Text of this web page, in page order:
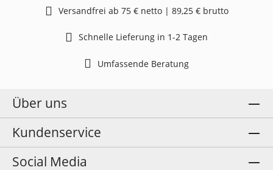
Versandfrei ab 75 € netto | 89,25 € brutto
Schnelle Lieferung in 1-2 Tagen
Umfassende Beratung
Über uns
Kundenservice
Social Media